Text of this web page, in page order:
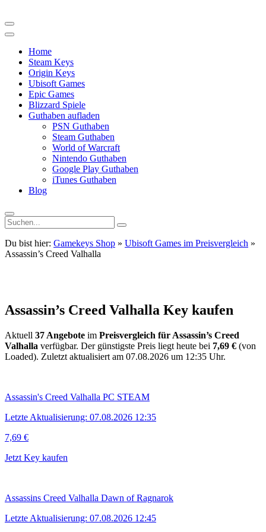
Home
Steam Keys
Origin Keys
Ubisoft Games
Epic Games
Blizzard Spiele
Guthaben aufladen
PSN Guthaben
Steam Guthaben
World of Warcraft
Nintendo Guthaben
Google Play Guthaben
iTunes Guthaben
Blog
Du bist hier: Gamekeys Shop » Ubisoft Games im Preisvergleich »
Assassin’s Creed Valhalla
Assassin’s Creed Valhalla Key kaufen
Aktuell 37 Angebote im Preisvergleich für Assassin’s Creed
Valhalla verfügbar. Der günstigste Preis liegt heute bei 7,69 € (von
Loaded). Zuletzt aktualisiert am 07.08.2026 um 12:35 Uhr.
Assassin's Creed Valhalla PC STEAM
Letzte Aktualisierung: 07.08.2026 12:35
7,69 €
Jetzt Key kaufen
Assassins Creed Valhalla Dawn of Ragnarok
Letzte Aktualisierung: 07.08.2026 12:45